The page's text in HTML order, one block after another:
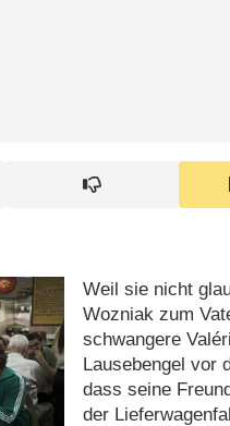
Weil sie nicht
Wozniak zum
schwangere
Lausebengel vor
dass seine
der